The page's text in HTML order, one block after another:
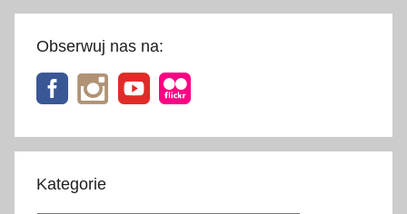
Obserwuj nas na:
Kategorie